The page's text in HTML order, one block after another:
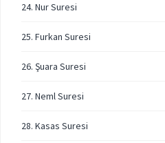
24. Nur Suresi
25. Furkan Suresi
26. Şuara Suresi
27. Neml Suresi
28. Kasas Suresi